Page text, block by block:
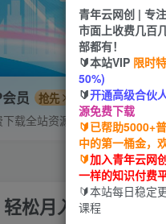
员 抢先
载全站资源
松月入过3w+，
青年云网创 | 专
市面上收费几百
部都有！
🔰本站VIP 限时
50%)
🔰开通高级合伙
源免费下载
🔰已帮助5000+
中的第一桶金，
🔰加入青年云网
一样的知识付费
🔰本站每日稳定
课程